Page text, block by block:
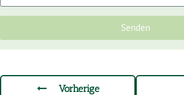
Senden
Vorherige